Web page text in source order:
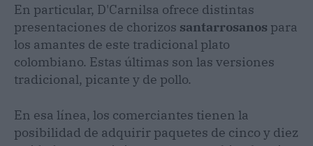
En particular, D'Carnilsa ofrece distintas
presentaciones de chorizos santarrosanos para
los amantes de este tradicional plato
colombiano. Estas últimas son las versiones
tradicional, picante y de pollo.
En esa línea, los comerciantes tienen la
posibilidad de adquirir paquetes de cinco y diez